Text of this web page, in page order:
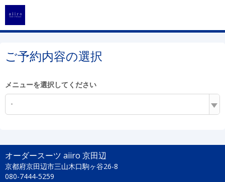
ご予約内容の選択
メニューを選択してください
-
オーダースーツ aiiro 京田辺
京都府京田辺市三山木口駒ヶ谷26-8
080-7444-5259